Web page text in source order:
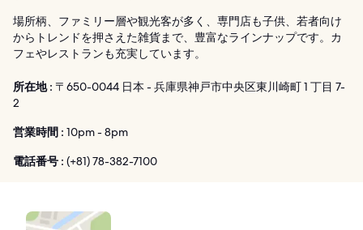
場所柄、ファミリー層や観光客が多く、専門店も子供、若者向け
からトレンドを押さえた雑貨まで、豊富なラインナップです。カ
フェやレストランも充実しています。
所在地 : 〒650-0044 日本 - 兵庫県神戸市中央区東川崎町 1 丁目 7-
2
営業時間 : 10pm - 8pm
電話番号 : (+81) 78-382-7100